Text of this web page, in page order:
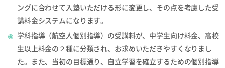
ングに合わせて入塾いただける形に変更し、その点を考慮した受
講料金システムになります。
学科指導（航空人個別指導）の受講料が、中学生向け料金、高校
生以上料金の２種に分類され、お求めいただきやすくなりまし
た。また、当初の目標通り、自立学習を確立するための個別指導